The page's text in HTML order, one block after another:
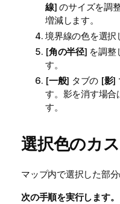
線] のサイズを調
増減します。
境界線の色を選択
[角の半径] を調整
す。
[一般] タブの [影]
す。影を消す場合
す。
選択色のカ
マップ内で選択した部
次の手順を実行します。